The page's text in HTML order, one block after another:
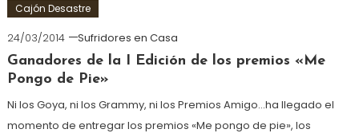
Cajón Desastre
24/03/2014
Sufridores en Casa
Ganadores de la I Edición de los premios «Me
Pongo de Pie»
Ni los Goya, ni los Grammy, ni los Premios Amigo…ha llegado el
momento de entregar los premios «Me pongo de pie», los